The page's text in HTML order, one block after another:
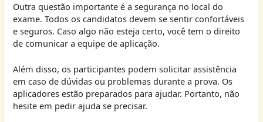
Outra questão importante é a segurança no local do
exame. Todos os candidatos devem se sentir confortáveis
e seguros. Caso algo não esteja certo, você tem o direito
de comunicar a equipe de aplicação.
Além disso, os participantes podem solicitar assistência
em caso de dúvidas ou problemas durante a prova. Os
aplicadores estão preparados para ajudar. Portanto, não
hesite em pedir ajuda se precisar.